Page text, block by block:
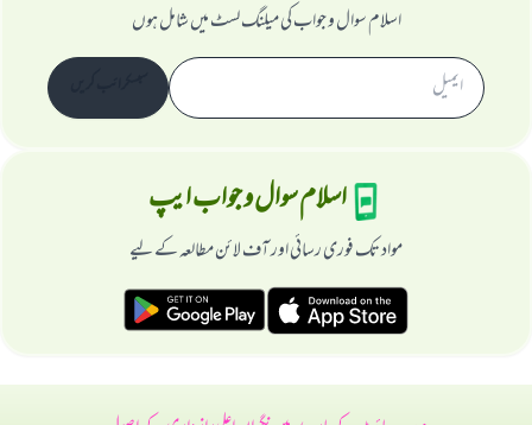
اسلام سوال و جواب کی میلنگ لسٹ میں شامل ہوں
اسلام سوال و جواب ایپ
مواد تک فوری رسائی اور آف لائن مطالعہ کے لیے